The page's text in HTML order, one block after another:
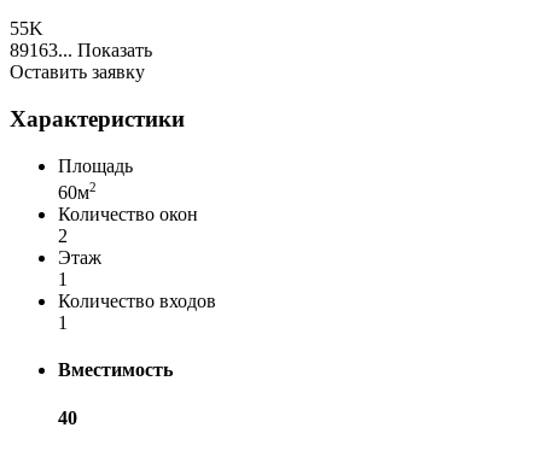
55K
89163... Показать
Оставить заявку
Характеристики
Площадь
60м2
Количество окон
2
Этаж
1
Количество входов
1
Вместимость
40